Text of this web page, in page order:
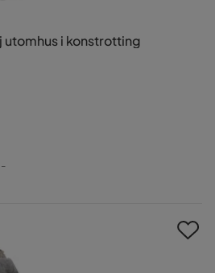
utomhus i konstrotting